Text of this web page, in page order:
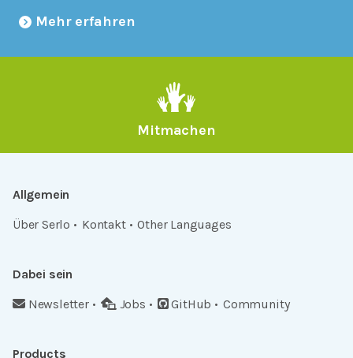
Mehr erfahren
Mitmachen
Allgemein
Über Serlo
Kontakt Other Languages
Dabei sein
Newsletter
Jobs GitHub Community
Products